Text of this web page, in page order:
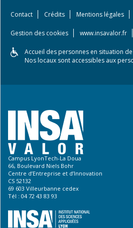
Contact Crédits Mentions légales
Gestion des cookies www.insavalor.fr
Accueil des personnes en situation
Nos locaux sont accessibles aux
Campus LyonTech-La Doua
66, Boulevard Niels Bohr
Centre d’Entreprise et d’Innovation
CS 52132
69 603 Villeurbanne cedex
Tél : 04 72 43 83 93